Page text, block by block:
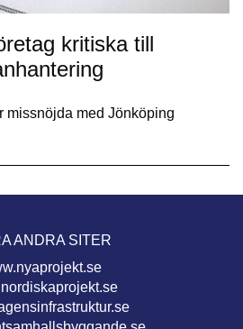
kritiska till
missnöjda med Jönköping
ANDRA SITER